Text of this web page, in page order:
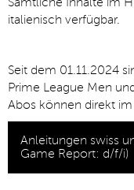
italienisch verfügbar.
Seit dem 01.11.2024
Prime League Men
Abos können direkt
Anleitungen swiss
Game Report: d/f/i)